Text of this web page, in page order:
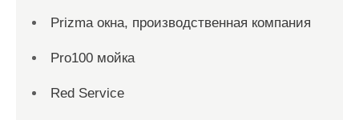
Prizma окна, производственная компания
Pro100 мойка
Red Service